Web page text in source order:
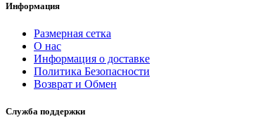
Информация
Размерная сетка
О нас
Информация о доставке
Политика Безопасности
Возврат и Обмен
Служба поддержки